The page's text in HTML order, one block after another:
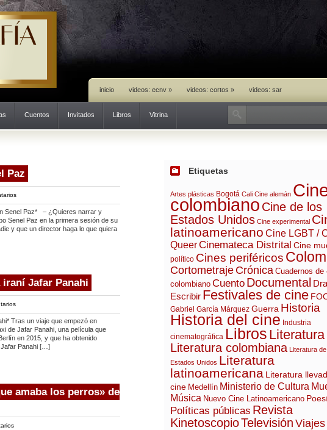
inicio videos: ecnv » videos: cortos » videos: sar
Cuentos Invitados Libros Vitrina
Paz
Senel Paz* – ¿Quieres narrar y
Senel Paz en la primera sesión de su
y que un director haga lo que quiera
Jafar Panahi
Tras un viaje que empezó en
de Jafar Panahi, una película que
en 2015, y que ha obtenido
Jafar Panahi […]
amaba los perros» de
Etiquetas
Artes plásticas Bogotá Cali Cine alemán
colombiano Cine de los
Estados Unidos Cine experimental
latinoamericano Cine LGBT /
QueerCinemateca Distrital Cine
político Cines periféricos
Cortometraje Crónica Cuadernos de
colombiano Cuento Documental
Escribir Festivales de cine
Gabriel García Márquez Guerra Historia
Historia del cine Industria
cinematográfica Libros Literatura
Literatura colombiana Literatura
Estados Unidos Literatura
latinoamericana Literatura
cine Medellín Ministerio de Cultura
Música Nuevo Cine Latinoamericano
Políticas públicas Revista
KinetoscopioTelevisiónViajes